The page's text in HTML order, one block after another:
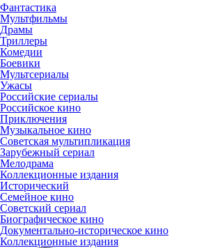
Фантастика
Мультфильмы
Драмы
Триллеры
Комедии
Боевики
Мультсериалы
Ужасы
Российские сериалы
Российское кино
Приключения
Музыкальное кино
Советская мультипликация
Зарубежный сериал
Мелодрама
Коллекционные издания
Исторический
Семейное кино
Советский сериал
Биографическое кино
Документально-историческое кино
Коллекционные издания